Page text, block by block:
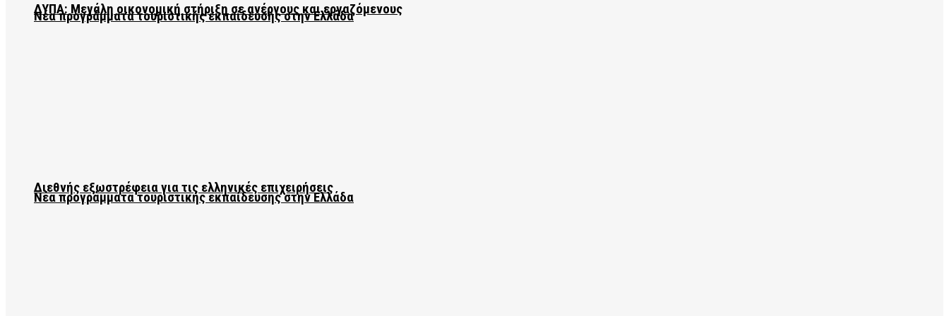
ΔΥΠΑ: Μεγάλη οικονομική στήριξη σε ανέργους και εργαζόμενους
Νέα προγράμματα τουριστικής εκπαίδευσης στην Ελλάδα
Νέα προγράμματα τουριστικής εκπαίδευσης στην Ελλάδα
Διεθνής εξωστρέφεια για τις ελληνικές επιχειρήσεις